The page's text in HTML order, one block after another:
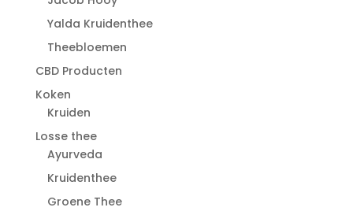
Yalda Kruidenthee
Theebloemen
CBD Producten
Koken
Kruiden
Losse thee
Ayurveda
Kruidenthee
Groene Thee